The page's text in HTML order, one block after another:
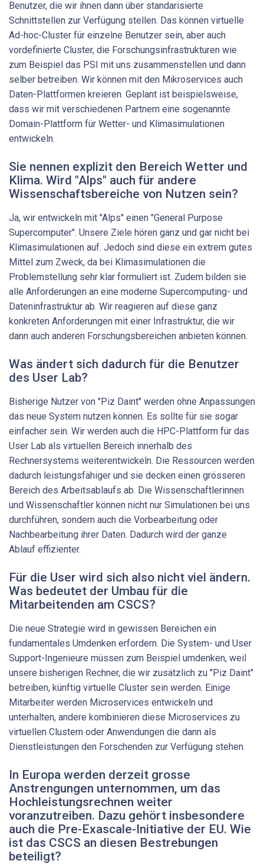
Benutzer, die wir ihnen dann über standarisierte
Schnittstellen zur Verfügung stellen. Das können virtuelle
Ad-​hoc-Cluster für einzelne Benutzer sein, aber auch
vordefinierte Cluster, die Forschungsinfrastrukturen wie
zum Beispiel das PSI mit uns zusammenstellen und dann
selber betreiben. Wir können mit den Mikroservices auch
Daten-​Plattformen kreieren. Geplant ist beispielsweise,
dass wir mit verschiedenen Partnern eine sogenannte
Domain-​Plattform für Wetter-​ und Klimasimulationen
entwickeln.
Sie nennen explizit den Bereich Wetter und
Klima. Wird "Alps" auch für andere
Wissenschaftsbereiche von Nutzen sein?
Ja, wir entwickeln mit "Alps" einen "General Purpose
Supercomputer". Unsere Ziele hören ganz und gar nicht bei
Klimasimulationen auf. Jedoch sind diese ein extrem gutes
Mittel zum Zweck, da bei Klimasimulationen die
Problemstellung sehr klar formuliert ist. Zudem bilden sie
alle Anforderungen an eine moderne Supercomputing-​ und
Dateninfrastruktur ab. Wir reagieren auf diese ganz
konkreten Anforderungen mit einer Infrastruktur, die wir
dann auch anderen Forschungsbereichen anbieten können.
Was ändert sich dadurch für die Benutzer
des User Lab?
Bisherige Nutzer von "Piz Daint" werden ohne Anpassungen
das neue System nutzen können. Es sollte für sie sogar
einfacher sein. Wir werden auch die HPC-​Plattform für das
User Lab als virtuellen Bereich innerhalb des
Rechnersystems weiterentwickeln. Die Ressourcen werden
dadurch leistungsfähiger und sie decken einen grösseren
Bereich des Arbeitsablaufs ab. Die Wissenschaftlerinnen
und Wissenschaftler können nicht nur Simulationen bei uns
durchführen, sondern auch die Vorbearbeitung oder
Nachbearbeitung ihrer Daten. Dadurch wird der ganze
Ablauf effizienter.
Für die User wird sich also nicht viel ändern.
Was bedeutet der Umbau für die
Mitarbeitenden am CSCS?
Die neue Strategie wird in gewissen Bereichen ein
fundamentales Umdenken erfordern. Die System-​ und User
Support-​Ingenieure müssen zum Beispiel umdenken, weil
unsere bisherigen Rechner, die wir zusätzlich zu "Piz Daint"
betreiben, künftig virtuelle Cluster sein werden. Einige
Mitarbeiter werden Microservices entwickeln und
unterhalten, andere kombinieren diese Microservices zu
virtuellen Clustern oder Anwendungen die dann als
Dienstleistungen den Forschenden zur Verfügung stehen.
In Europa werden derzeit grosse
Anstrengungen unternommen, um das
Hochleistungsrechnen weiter
voranzutreiben. Dazu gehört insbesondere
auch die Pre-​Exascale-Initiative der EU. Wie
ist das CSCS an diesen Bestrebungen
beteiligt?